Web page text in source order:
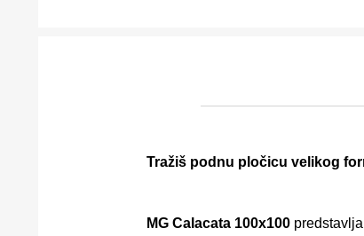
Tražiš podnu pločicu velikog
MG Calacata 100x100predstavlja